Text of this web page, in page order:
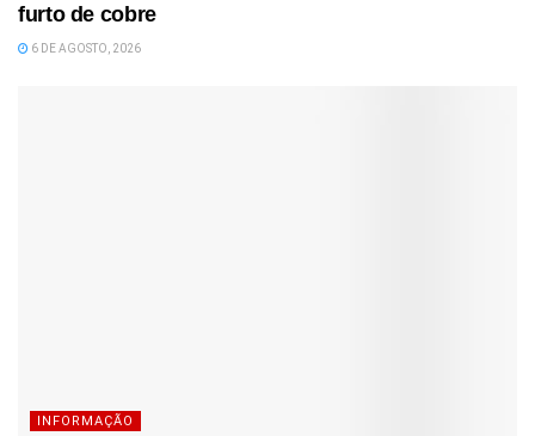
furto de cobre
6 DE AGOSTO, 2026
INFORMAÇÃO